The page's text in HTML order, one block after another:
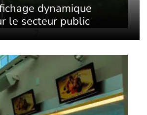
dynamique
le secteur public
7